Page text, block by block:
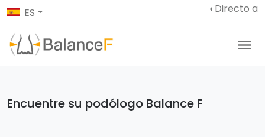
ES Directo a
Encuentre su podólogo Balance F